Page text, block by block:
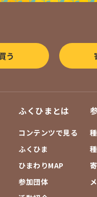
う
ふくひまとは
コンテンツで見る
ふくひま
ひまわりMAP
参加団体